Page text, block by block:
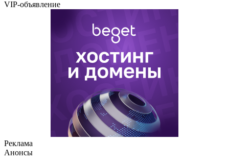
VIP-объявление
Реклама
Анонсы